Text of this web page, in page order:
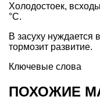
Холодостоек,
°С.
В засуху нуждается
тормозит развитие.
Ключевые слова
ПОХОЖИЕ